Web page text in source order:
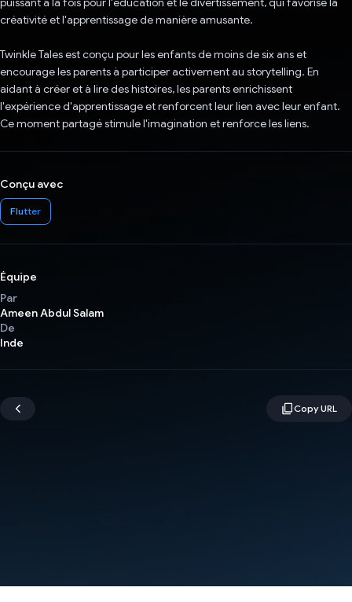
créativité et l'apprentissage de manière amusante.
Twinkle Tales est conçu pour les enfants de moins de six ans et
encourage les parents à participer activement au storytelling. En
aidant à créer et à lire des histoires, les parents enrichissent
l'expérience d'apprentissage et renforcent leur lien avec leur enfant.
Ce moment partagé stimule l'imagination et renforce les liens.
Conçu avec
Flutter
Équipe
Par
Ameen Abdul Salam
De
Inde